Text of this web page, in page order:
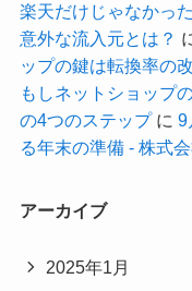
楽天だけじゃなかっ
意外な流入元とは？
ップの鍵は転換率の
もしネットショップ
の4つのステップに 9
る年末の準備 - 株式
アーカイブ
2025年1月